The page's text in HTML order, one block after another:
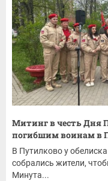
Митинг в честь Дня
погибшим воинам в
В Путилково у
собрались жители,
Минута...